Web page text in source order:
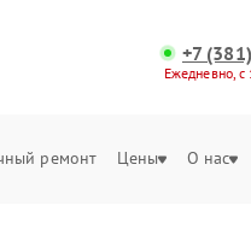
+7
Ежедневно,
ремонт Цены О нас